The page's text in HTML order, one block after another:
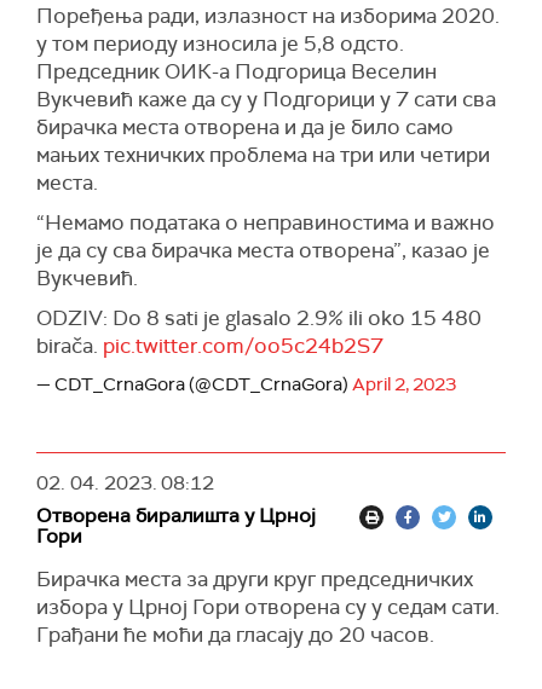
На питање да ли ће, уколико постане
председник, променити нешто у односима са
Србијом, Милатовић је одговорио да је
приоритет број један за Црну Гору пуноправно
чланство у ЕУ.
“Али увек када говорим о ЕУ ја говорим и о
регионалним економским интеграцијама,
мислим да ми овде у Црној Гори, али и шире на
Западном Балкану коначно морамо да
разумемо да је неодвојив део европских
интеграција, да су то наше регионалне
економске интеграције”, рекао је Милатовић.
Он је истакао да се залаже за најбоље могуће
односе са Србијом и са свим земљама
вечерас, те да сматра да је црногорско
друштво зрело да мења председнике
оловком.
Он је на биралиште изашао са супругом.
Поређења ради, излазност на изборима 2020.
у том периоду износила је 5,8 одсто.
Председник ОИК-а Подгорица Веселин
Вукчевић каже да су у Подгорици у 7 сати сва
бирачка места отворена и да је било само
мањих техничких проблема на три или четири
места.
“Немамо података о неправиностима и важно
је да су сва бирачка места отворена”, казао је
Вукчевић.
ODZIV: Do 8 sati je glasalo 2.9% ili oko 15 480
birača. pic.twitter.com/oo5c24b2S7
— CDT_CrnaGora (@CDT_CrnaGora) April 2, 2023
02. 04. 2023.08:12
Отворена биралишта у Црној
Гори
Бирачка места за други круг председничких
избора у Црној Гори отворена су у седам сати.
Грађани ће моћи да гласају до 20 часов.